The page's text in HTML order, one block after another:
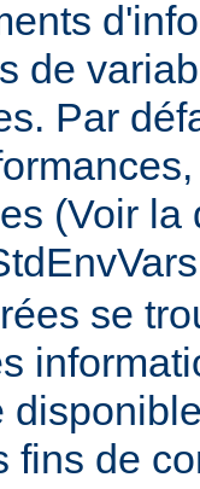
de
Par
(Voir la
se
fins de